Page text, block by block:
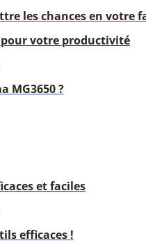
les chances en votre
votre productivité
MG3650 ?
et faciles
efficaces !